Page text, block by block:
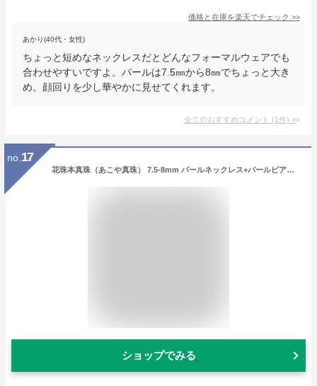
価格と在庫を楽天でチェック >>
あかり(40代・女性)
ちょっと短めなネックレスだとどんなフォーマルウェアでも
合わせやすいですよ。パールは7.5㎜から8㎜でちょっと大き
め。顔回りを少し華やかに見せてくれます。
全てのおすすめコメント (1件) >
no. 17
花珠本真珠（あこや真珠） 7.5-8mm パールネックレス+パールピアス 2点セット 【本真珠】 ds-65716
ショップでみる